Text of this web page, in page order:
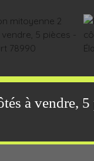
à vendre,